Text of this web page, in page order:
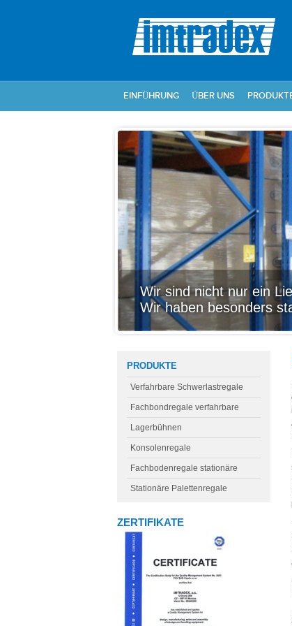
EINFÜHRUNG ÜBER UNS
Wir sind nicht nur ein
Wir haben besonders
PRODUKTE
Verfahrbare Schwerlastregale
Fachbondregale verfahrbare
Lagerbühnen
Konsolenregale
Fachbodenregale stationäre
Stationäre Palettenregale
ZERTIFIKATE